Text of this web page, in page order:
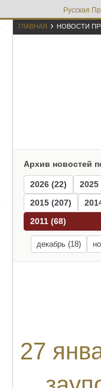
Русская
ГЛАВНАЯ  НОВОСТИ
Архив новостей
2026 (22) 2025
2015 (207)
2011 (68)
декабрь (18)
27